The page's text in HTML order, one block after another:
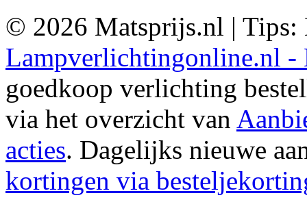
© 2026 Matsprijs.nl |
Lampverlichtingonline.nl -
goedkoop verlichting
via het overzicht van
acties. Dagelijks nieuwe
kortingen via